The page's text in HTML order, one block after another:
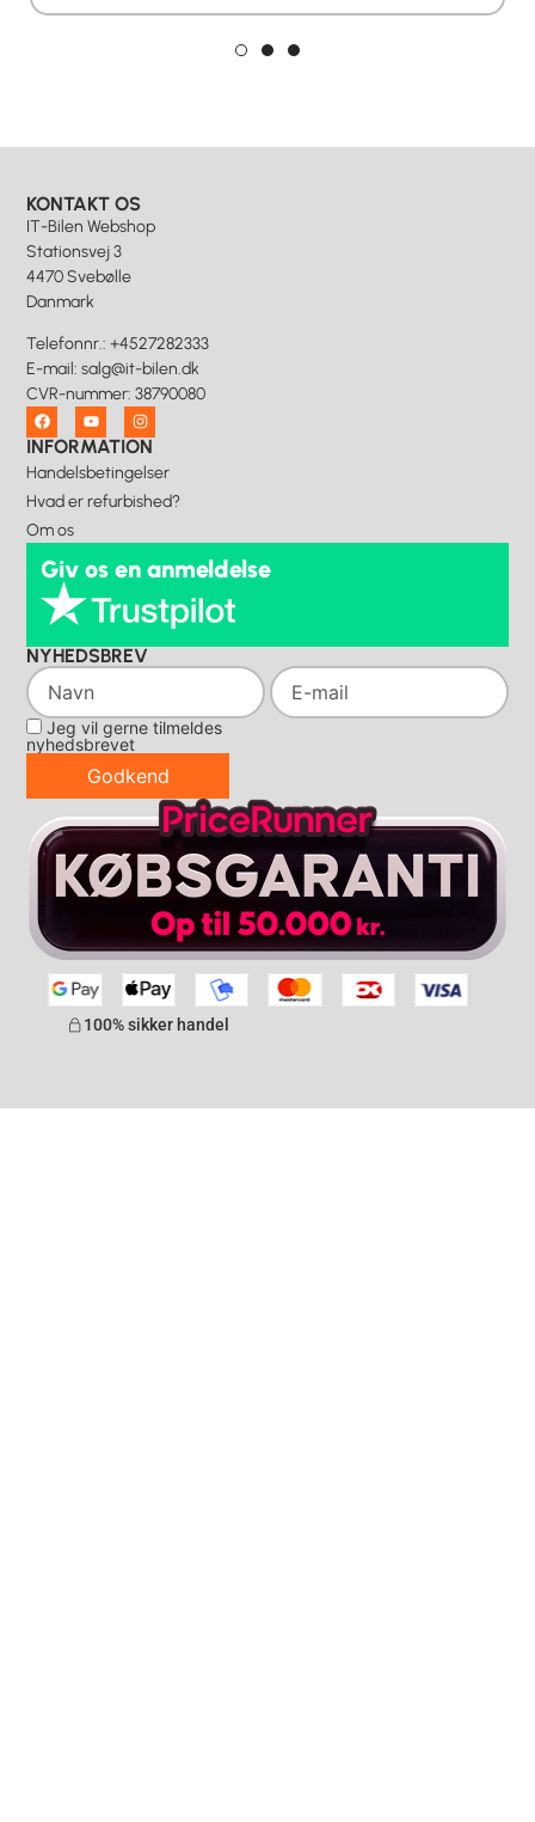
KONTAKT OS
IT-Bilen Webshop
Stationsvej 3
4470 Svebølle
Danmark
Telefonnr.: +4527282333
E-mail:salg@it-bilen.dk
CVR-nummer: 38790080
INFORMATION
Handelsbetingelser
Hvad er refurbished?
Om os
Giv os en anmeldelse
NYHEDSBREV
Jeg vil gerne tilmeldes
nyhedsbrevet
Godkend
100% sikker handel